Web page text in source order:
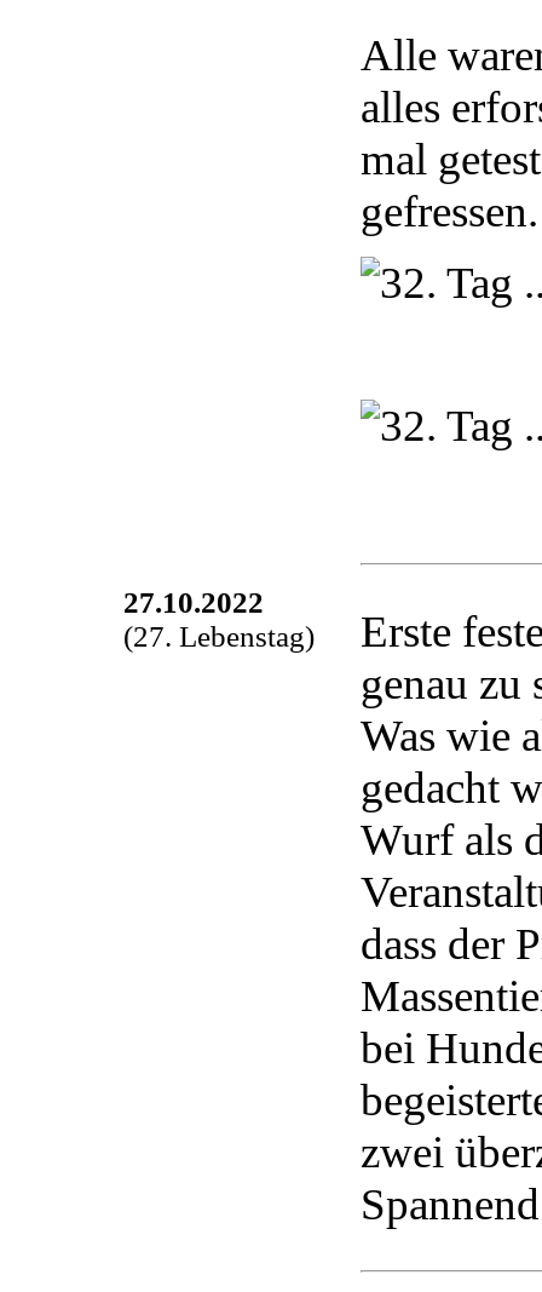
Alle
alles
mal
gefressen.
27.10.2022
(27. Lebenstag)
Erste
genau zu
Was wie
gedacht
Wurf als
dass der
bei
zwei